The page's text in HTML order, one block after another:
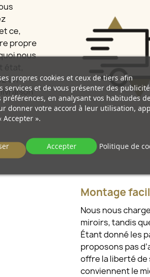
ce,
propre
nous
état,
un
Montage
Nous nous
miroirs, tandis
Étant donné les
proposons pas
offre la liberté
conviennent le
propres cookies et ceux de tiers afin
services et de vous présenter des
préférences, en analysant vos habitudes
donner votre accord à leur utilisation,
».
Politique de
Accepter